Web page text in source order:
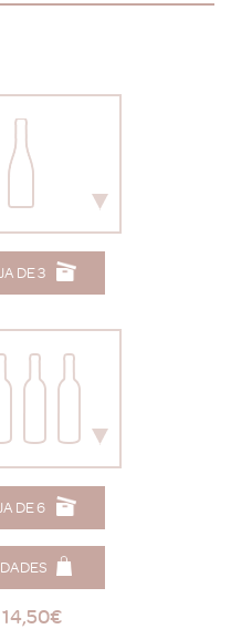
DE 3
DE 6
14,50€